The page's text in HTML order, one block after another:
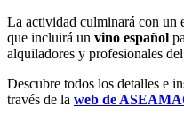
La actividad culminará con un
que incluirá un vino español
alquiladores y profesionales del
Descubre todos los detalles e
través de la web de